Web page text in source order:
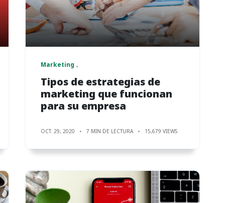
Marketing
Tipos de estrategias de
marketing que funcionan
para su empresa
OCT. 29, 2020 7 MIN DE LECTURA 15,679 VIEWS